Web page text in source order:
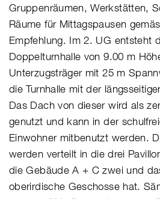
Gruppenräumen, Werkstätten,
Räume für Mittagspausen
Empfehlung. Im 2. UG entsteht
Doppelturnhalle von 9.00 m
Unterzugsträger mit 25 m
die Turnhalle mit der
Das Dach von dieser wird als
genutzt und kann in der
Einwohner mitbenutzt werden.
werden verteilt in die drei
die Gebäude A + C zwei und
oberirdische Geschosse hat.